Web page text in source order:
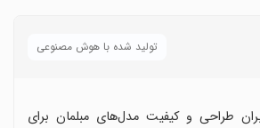
تولید شده با هوش مصنوعی
طراحی و کیفیت مدل‌های مبلمان برای